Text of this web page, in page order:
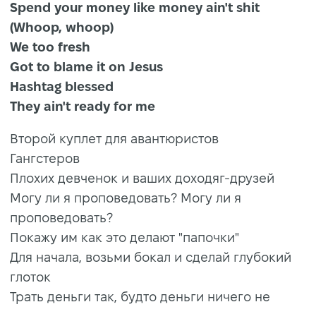
Spend your money like money ain't shit
(Whoop, whoop)
We too fresh
Got to blame it on Jesus
Hashtag blessed
They ain't ready for me
Второй куплет для авантюристов
Гангстеров
Плохих девченок и ваших доходяг-друзей
Могу ли я проповедовать? Могу ли я
проповедовать?
Покажу им как это делают "папочки"
Для начала, возьми бокал и сделай глубокий
глоток
Трать деньги так, будто деньги ничего не